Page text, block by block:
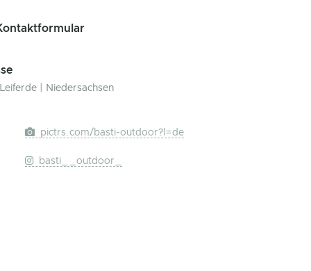
| Niedersachsen
pictrs.com/basti-outdoor?l=de
basti__outdoor_